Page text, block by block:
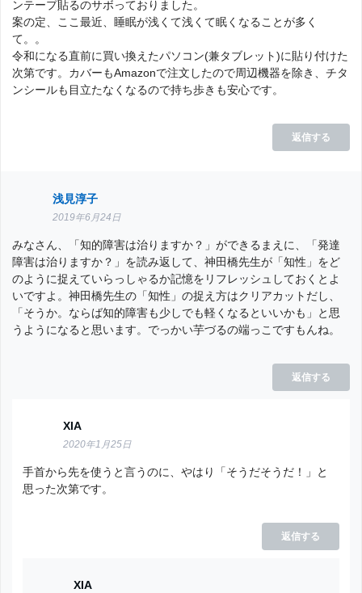
ンテープ貼るのサボっておりました。
案の定、ここ最近、睡眠が浅くて浅くて眠くなることが多く
て。。
令和になる直前に買い換えたパソコン(兼タブレット)に貼り付けた
次第です。カバーもAmazonで注文したので周辺機器を除き、チタ
ンシールも目立たなくなるので持ち歩きも安心です。
返信する
浅見淳子
2019年6月24日
みなさん、「知的障害は治りますか？」ができるまえに、「発達
障害は治りますか？」を読み返して、神田橋先生が「知性」をど
のように捉えていらっしゃるか記憶をリフレッシュしておくとよ
いですよ。神田橋先生の「知性」の捉え方はクリアカットだし、
「そうか。ならば知的障害も少しでも軽くなるといいかも」と思
うようになると思います。でっかい芋づるの端っこですもんね。
返信する
XIA
2020年1月25日
手首から先を使うと言うのに、やはり「そうだそうだ！」と
思った次第です。
返信する
XIA